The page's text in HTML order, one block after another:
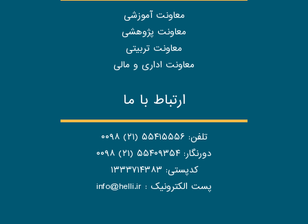
معاونت آموزشی
معاونت پژوهشی
معاونت تربیتی
معاونت اداری و مالی
ارتباط با ما
تلفن: ۵۵۴۱۵۵۵۶ (۲۱) ۰۰۹۸
دورنگار: ۵۵۴۰۹۳۵۴ (۲۱) ۰۰۹۸
کدپستی: ۱۳۳۳۷۱۴۳۸۳
پست الکترونیک : info@helli.ir